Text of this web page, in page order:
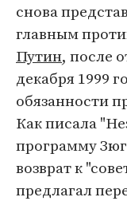
снова
главным
Путин, после
декабря 1999
обязанности
Как писала
программу
возврат к
предлагал